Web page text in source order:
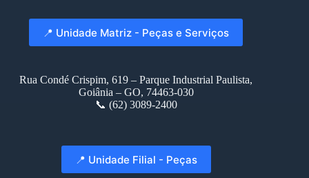
📍 Unidade Matriz - Peças e Serviços
Rua Condé Crispim, 619 – Parque Industrial Paulista,
Goiânia – GO, 74463-030
📞 (62) 3089-2400
📍 Unidade Filial - Peças